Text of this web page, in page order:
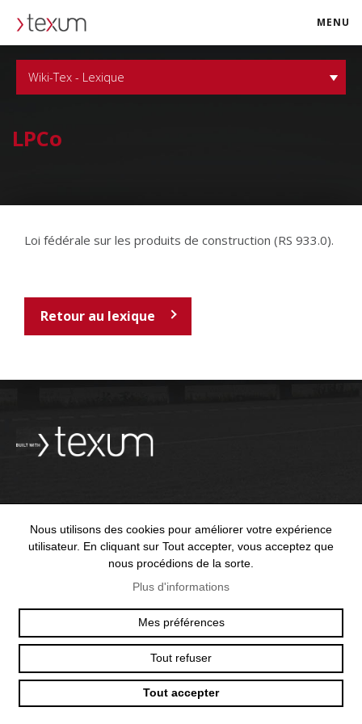
MENU
Wiki-Tex - Lexique
LPCo
Loi fédérale sur les produits de construction (RS 933.0).
Retour au lexique
OFFICE@TEXUM.SWISS
T :+41 26 422 24 31
VY DES CHARETTES 7
CH - 1530 PAYERNE
© 2025 TEXUM SA. ALL RIGHTS RESERVED–POLITIQUE DE
CONFIDENTIALITÉ
Création
Nous utilisons des cookies pour améliorer votre expérience
utilisateur. En cliquant sur Tout accepter, vous acceptez que
nous procédions de la sorte.
Plus d'informations
Mes préférences
Tout refuser
Tout accepter